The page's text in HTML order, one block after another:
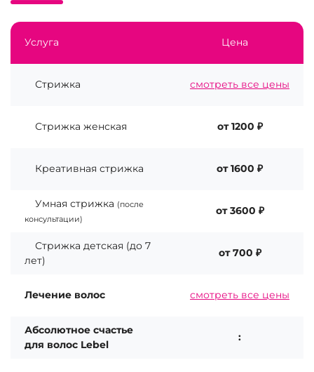
Услуга Цена
Стрижка смотреть все цены
Стрижка женская от 1200 ₽
Креативная стрижка от 1600 ₽
Умная стрижка (после
консультации)
от 3600 ₽
Стрижка детская (до 7
лет)
от 700 ₽
Лечение волос смотреть все цены
Абсолютное счастье
для волос Lebel
: